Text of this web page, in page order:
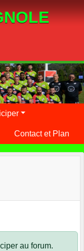
Contact et Plan
au forum.